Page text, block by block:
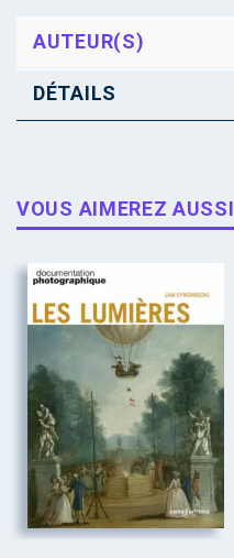
AUTEUR(S)
DÉTAILS
VOUS AIMEREZ AUSSI